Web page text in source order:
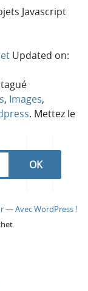
Javascript
Updated on:
, Images,
. Mettez le
—Avec WordPress !